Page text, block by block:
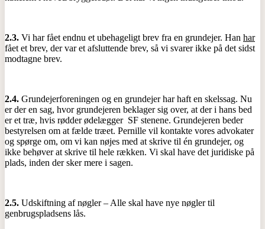
2.3. Vi har fået endnu et ubehageligt brev fra en grundejer. Han har
fået et brev, der var et afsluttende brev, så vi svarer ikke på det sidst
modtagne brev.
2.4. Grundejerforeningen og en grundejer har haft en skelssag. Nu
er der en sag, hvor grundejeren beklager sig over, at der i hans bed
er et træ, hvis rødder ødelægger SF stenene. Grundejeren beder
bestyrelsen om at fælde træet. Pernille vil kontakte vores advokater
og spørge om, om vi kan nøjes med at skrive til én grundejer, og
ikke behøver at skrive til hele rækken. Vi skal have det juridiske på
plads, inden der sker mere i sagen.
2.5. Udskiftning af nøgler – Alle skal have nye nøgler til
genbrugspladsens lås.